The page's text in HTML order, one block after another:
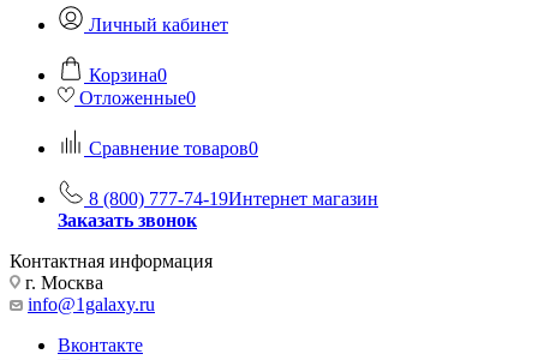
Личный кабинет
Корзина0
Отложенные0
Сравнение товаров0
8 (800) 777-74-19Интернет магазин
Заказать звонок
Контактная информация
г. Москва
info@1galaxy.ru
Вконтакте